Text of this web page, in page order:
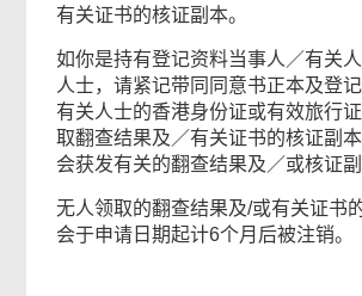
有关证书的核证副本。
如你是持有登记资料当事人／有关
人士，请紧记带同同意书正本及登
有关人士的香港身份证或有效旅行
取翻查结果及／有关证书的核证副
会获发有关的翻查结果及／或核证副
无人领取的翻查结果及/或有关证书
会于申请日期起计6个月后被注销。